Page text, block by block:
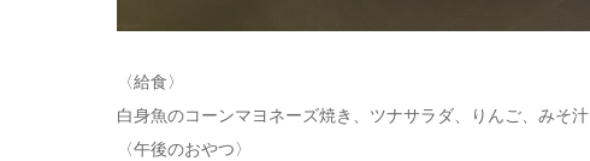
〈給食〉
白身魚のコーンマヨネーズ焼き、ツナサラダ、りんご、みそ汁
〈午後のおやつ〉